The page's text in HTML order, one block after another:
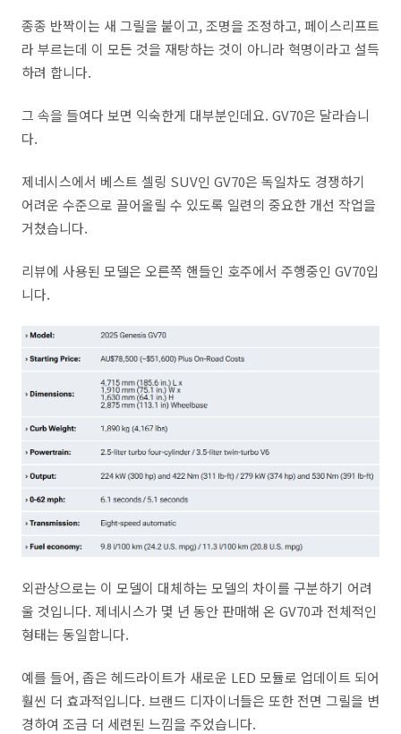
종종 반짝이는 새 그릴을 붙이고, 조명을 조정하고, 페이스리프트
라 부르는데 이 모든 것을 재탕하는 것이 아니라 혁명이라고 설득
하려 합니다.
그 속을 들여다 보면 익숙한게 대부분인데요. GV70은 달라습니
다.
제네시스에서 베스트 셀링 SUV인 GV70은 독일차도 경쟁하기
어려운 수준으로 끌어올릴 수 있도록 일련의 중요한 개선 작업을
거쳤습니다.
리뷰에 사용된 모델은 오른쪽 핸들인 호주에서 주행중인 GV70입
니다.
외관상으로는 이 모델이 대체하는 모델의 차이를 구분하기 어려
울 것입니다. 제네시스가 몇 년 동안 판매해 온 GV70과 전체적인
형태는 동일합니다.
예를 들어, 좁은 헤드라이트가 새로운 LED 모듈로 업데이트 되어
훨씬 더 효과적입니다. 브랜드 디자이너들은 또한 전면 그릴을 변
경하여 조금 더 세련된 느낌을 주었습니다.